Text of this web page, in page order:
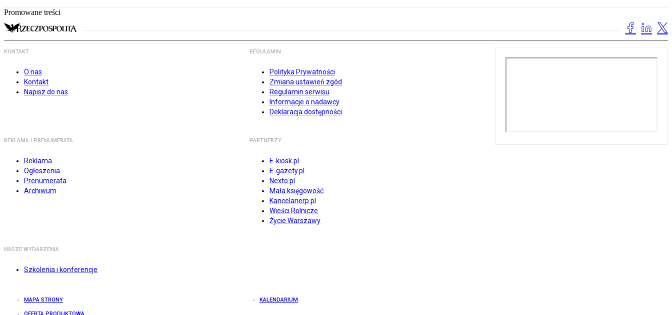
Promowane treści
KONTAKT
O nas
Kontakt
Napisz do nas
REGULAMIN
Polityka Prywatności
Zmiana ustawień zgód
Regulamin serwisu
Informacje o nadawcy
Deklaracja dostępności
REKLAMA I PRENUMERATA
Reklama
Ogłoszenia
Prenumerata
Archiwum
PARTNERZY
E-kiosk.pl
E-gazety.pl
Nexto.pl
Mała księgowość
Kancelarierp.pl
Wieści Rolnicze
Życie Warszawy
NASZE WYDARZENIA
Szkolenia i konferencje
MAPA STRONY KALENDARIUM